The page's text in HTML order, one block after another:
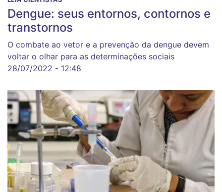
Dengue: seus entornos, contornos e
transtornos
O combate ao vetor e a prevenção da dengue devem
voltar o olhar para as determinações sociais
28/07/2022 - 12:48